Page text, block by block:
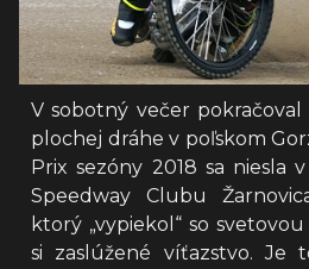
V sobotný večer pokračoval
plochej dráhe v poľskom
Prix sezóny 2018 sa niesla
Speedway Clubu
ktorý „vypiekol“ so
si zaslúžené víťazstvo. Je